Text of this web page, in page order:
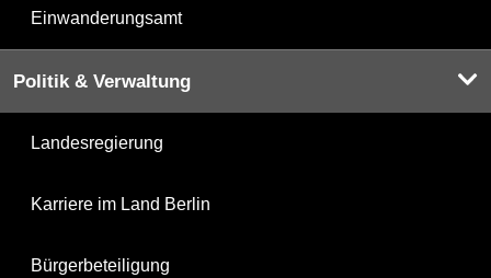
Einwanderungsamt
Politik & Verwaltung
Landesregierung
Karriere im Land Berlin
Bürgerbeteiligung